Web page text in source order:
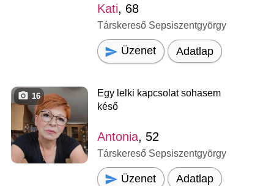
Kati, 68
Társkereső Sepsiszentgyörgy
Üzenet Adatlap
16
Egy lelki kapcsolat sohasem
késő
Antonia, 52
Társkereső Sepsiszentgyörgy
Üzenet Adatlap